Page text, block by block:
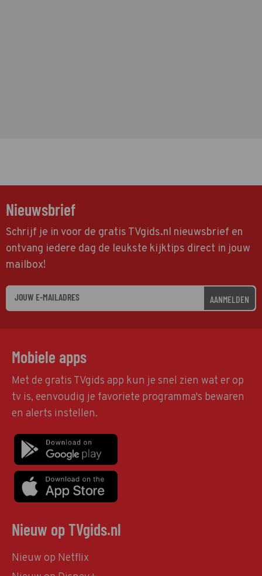
Nieuwsbrief
Schrijf je in voor de gratis TVgids.nl nieuwsbrief en
ontvang iedere dag de leukste kijktips direct in jouw
mailbox!
AANMELDEN
Mobiele apps
Met de gratis TVgids app kun je snel zien wat er op
tv is, eenvoudig je favoriete programma's bewaren
en alerts instellen.
Nieuw op TVgids.nl
Nieuw op Netflix